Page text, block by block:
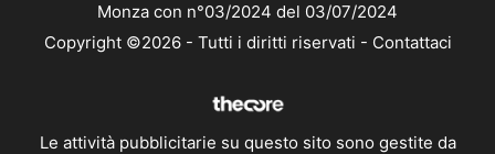
Monza con n°03/2024 del 03/07/2024
Copyright ©2026 - Tutti i diritti riservati - Contattaci
Le attività pubblicitarie su questo sito sono gestite da